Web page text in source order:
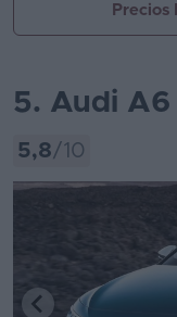
Precios
5. Audi
5,8/10